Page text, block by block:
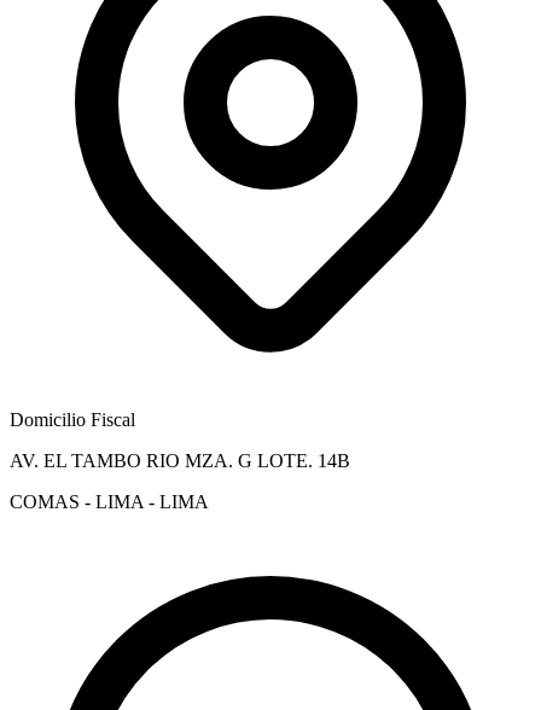
Domicilio Fiscal
AV. EL TAMBO RIO MZA. G LOTE. 14B
COMAS - LIMA - LIMA